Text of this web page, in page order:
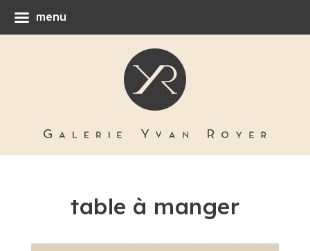
table à manger
menu